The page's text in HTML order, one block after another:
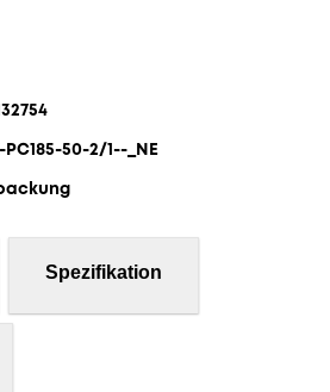
50-2/1--_NE
Spezifikation